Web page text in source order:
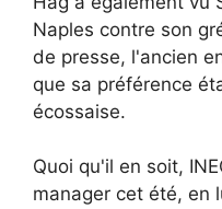
Naples contre son
de presse, l'ancien
que sa préférence
écossaise.
Quoi qu'il en soit,
manager cet été, en